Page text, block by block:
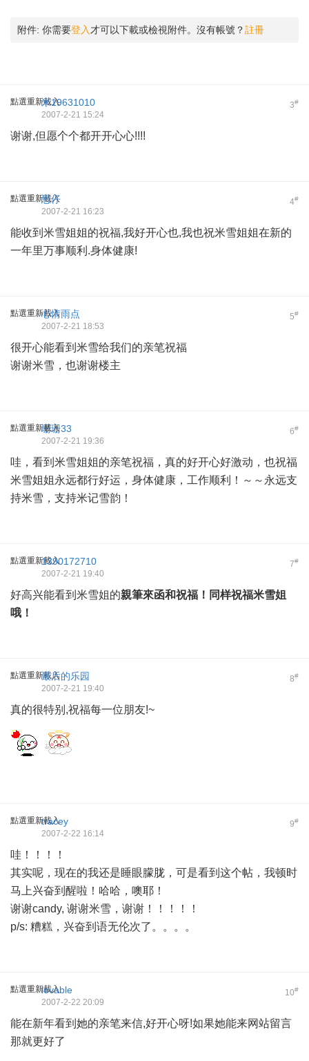
附件: 你需要登入 才可以下載或檢視附件。沒有帳號？註冊
點選重新載入 3#
米19631010
2007-2-21 15:24
谢谢,但愿个个都开开心心!!!!
點選重新載入 4#
思仔
2007-2-21 16:23
能收到米雪姐姐的祝福,我好开心也,我也祝米雪姐姐在新的
一年里万事顺利.身体健康!
點選重新載入 5#
心情雨点
2007-2-21 18:53
很开心能看到米雪给我们的亲笔祝福
谢谢米雪，也谢谢楼主
點選重新載入 6#
珊珊33
2007-2-21 19:36
哇，看到米雪姐姐的亲笔祝福，真的好开心好激动，也祝福
米雪姐姐永远都行好运，身体健康，工作顺利！～～永远支
持米雪，支持米记雪韵！
點選重新載入 7#
1390172710
2007-2-21 19:40
好高兴能看到米雪姐的親筆來函和祝福！同样祝福米雪姐
哦！
點選重新載入 8#
最后的乐园
2007-2-21 19:40
真的很特别,祝福每一位朋友!~
點選重新載入 9#
tracey
2007-2-22 16:14
哇！！！！
其实呢，现在的我还是睡眼朦胧，可是看到这个帖，我顿时
马上兴奋到醒啦！哈哈，噢耶！
谢谢candy, 谢谢米雪，谢谢！！！！！
p/s: 糟糕，兴奋到语无伦次了。。。。
點選重新載入 10#
lovable
2007-2-22 20:09
能在新年看到她的亲笔来信,好开心呀!如果她能来网站留言
那就更好了